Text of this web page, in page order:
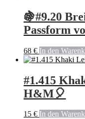
🍇#9.20
Passform
68 € In den
#1.415
H&M🎈
15 € In den